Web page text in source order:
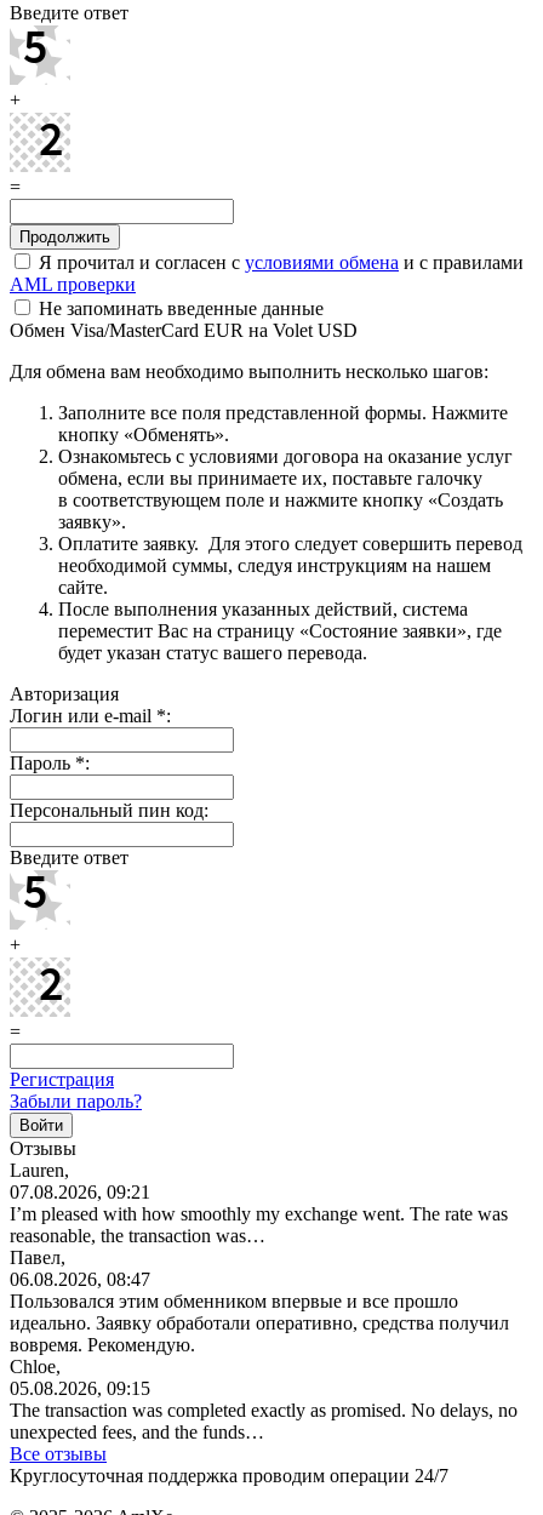
Введите ответ
+
=
Я прочитал и согласен с условиями обмена и с правилами
AML проверки
Не запоминать введенные данные
Обмен Visa/MasterCard EUR на Volet USD
Для обмена вам необходимо выполнить несколько шагов:
Заполните все поля представленной формы. Нажмите
кнопку «Обменять».
Ознакомьтесь с условиями договора на оказание услуг
обмена, если вы принимаете их, поставьте галочку
в соответствующем поле и нажмите кнопку «Создать
заявку».
Оплатите заявку. Для этого следует совершить перевод
необходимой суммы, следуя инструкциям на нашем
сайте.
После выполнения указанных действий, система
переместит Вас на страницу «Состояние заявки», где
будет указан статус вашего перевода.
Авторизация
Логин или e-mail *:
Пароль *:
Персональный пин код:
Введите ответ
+
=
Регистрация
Забыли пароль?
Отзывы
Lauren,
07.08.2026, 09:21
I’m pleased with how smoothly my exchange went. The rate was
reasonable, the transaction was…
Павел,
06.08.2026, 08:47
Пользовался этим обменником впервые и все прошло
идеально. Заявку обработали оперативно, средства получил
вовремя. Рекомендую.
Chloe,
05.08.2026, 09:15
The transaction was completed exactly as promised. No delays, no
unexpected fees, and the funds…
Все отзывы
Круглосуточная поддержка проводим операции 24/7